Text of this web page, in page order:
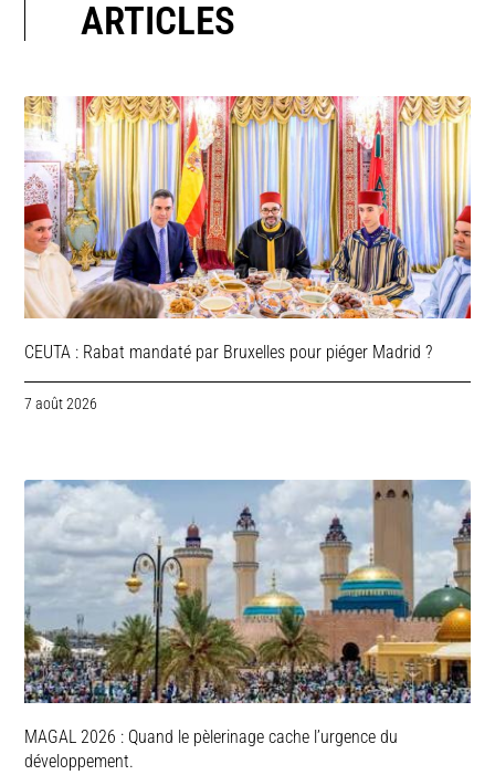
ARTICLES
CEUTA : Rabat mandaté par Bruxelles pour piéger Madrid ?
7 août 2026
MAGAL 2026 : Quand le pèlerinage cache l’urgence du
développement.